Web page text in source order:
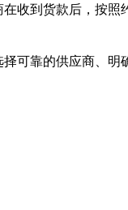
收到货款后，按
可靠的供应商、